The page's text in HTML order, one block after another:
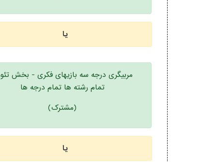
یا
مربیگری درجه سه بازیهای فکری - بخش
تمام رشته ها تمام درجه ها
(مشترک)
یا